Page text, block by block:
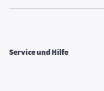
Service und Hilfe